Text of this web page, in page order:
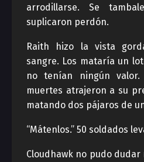
arrodillarse. Se
suplicaron perdón.
Raith hizo la vista
sangre. Los mataría un
no tenían ningún valor.
muertes atrajeron a su
matando dos pájaros de
“Mátenlos.” 50 soldados
Cloudhawk no pudo dudar